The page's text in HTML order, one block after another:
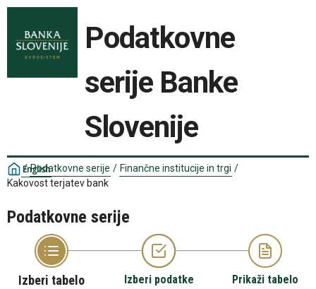
Podatkovne
serije Banke
Slovenije
English
/ Podatkovne serije / Finančne institucije in trgi /
Kakovost terjatev bank
Podatkovne serije
Izberi tabelo Izberi podatke Prikaži tabelo